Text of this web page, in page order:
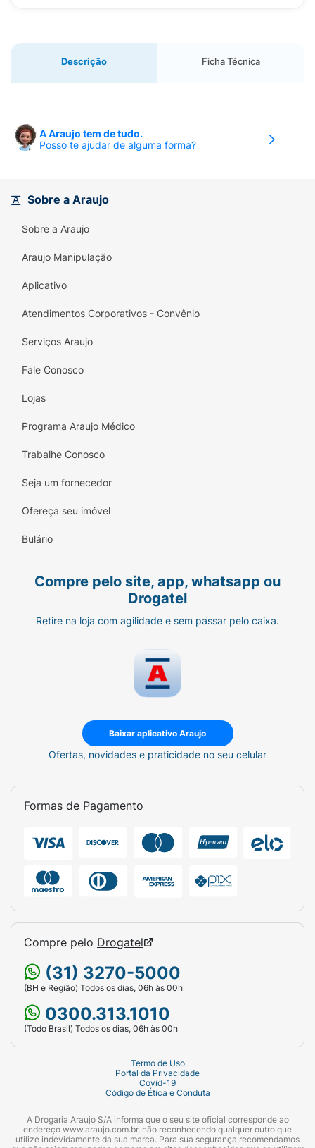
Descrição Ficha Técnica
A Araujo tem de tudo.
Posso te ajudar de alguma forma?
Sobre a Araujo
Sobre a Araujo
Araujo Manipulação
Aplicativo
Atendimentos Corporativos - Convênio
Serviços Araujo
Fale Conosco
Lojas
Programa Araujo Médico
Trabalhe Conosco
Seja um fornecedor
Ofereça seu imóvel
Bulário
Compre pelo site, app, whatsapp ou
Drogatel
Retire na loja com agilidade e sem passar pelo caixa.
Baixar aplicativo Araujo
Ofertas, novidades e praticidade no seu celular
Formas de Pagamento
Compre pelo Drogatel
(31) 3270-5000
(BH e Região) Todos os dias, 06h às 00h
0300.313.1010
(Todo Brasil) Todos os dias, 06h às 00h
Termo de Uso
Portal da Privacidade
Covid-19
Código de Ética e Conduta
A Drogaria Araujo S/A informa que o seu site oficial corresponde ao
endereço www.araujo.com.br, não reconhecendo qualquer outro que
utilize indevidamente da sua marca. Para sua segurança recomendamos